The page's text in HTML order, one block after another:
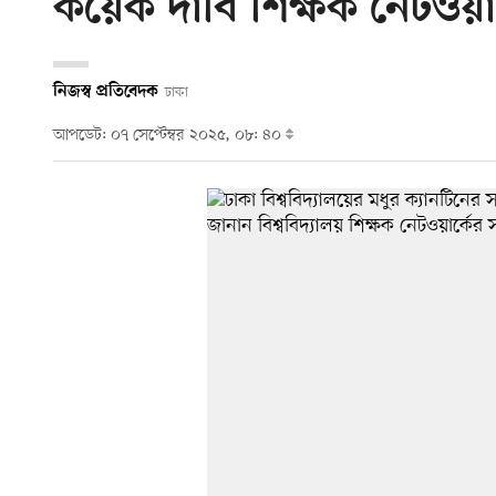
কয়েক দাবি শিক্ষক
নিজস্ব প্রতিবেদক ঢাকা
আপডেট: ০৭ সেপ্টেম্বর ২০২৫, ০৮: ৪০